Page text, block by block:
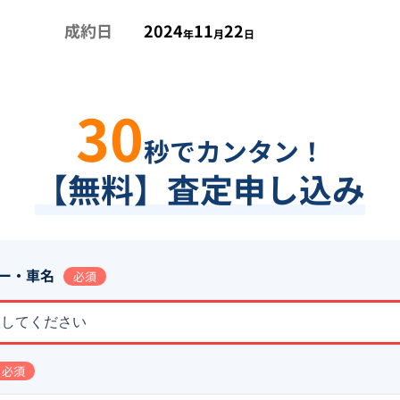
成約日 2024年11月22日
30秒でカンタン！
【無料】査定申し込み
・車名 必須
てください
必須